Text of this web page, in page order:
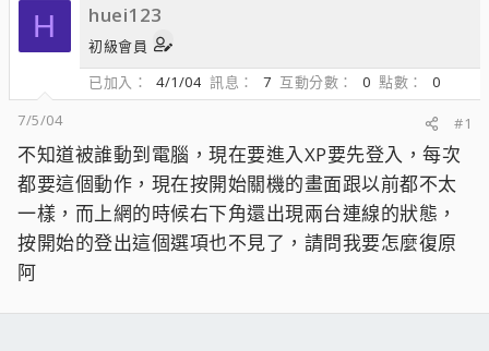
起
人
期
H huei123
初級會員
已加入
4/1/04 訊息 7 互動分數 0 點數
0
7/5/04
#1
不知道被誰動到電腦，現在要進入XP要先登入，每次
都要這個動作，現在按開始關機的畫面跟以前都不太
一樣，而上網的時候右下角還出現兩台連線的狀態，
按開始的登出這個選項也不見了，請問我要怎麼復原
阿